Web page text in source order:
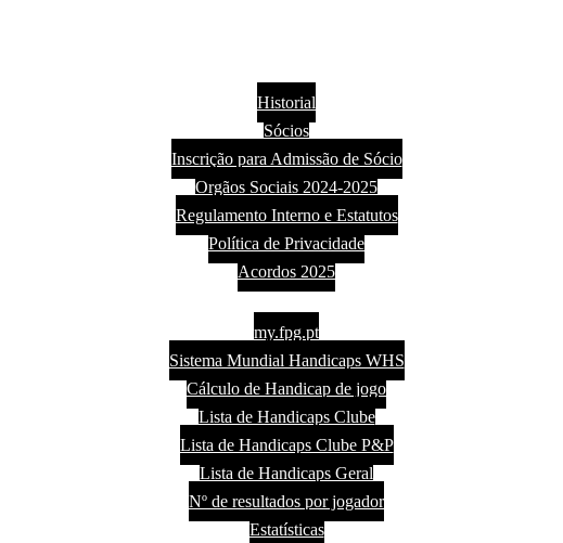
Historial
Sócios
Inscrição para Admissão de Sócio
Orgãos Sociais 2024-2025
Regulamento Interno e Estatutos
Política de Privacidade
Acordos 2025
my.fpg.pt
Sistema Mundial Handicaps WHS
Cálculo de Handicap de jogo
Lista de Handicaps Clube
Lista de Handicaps Clube P&P
Lista de Handicaps Geral
Nº de resultados por jogador
Estatísticas